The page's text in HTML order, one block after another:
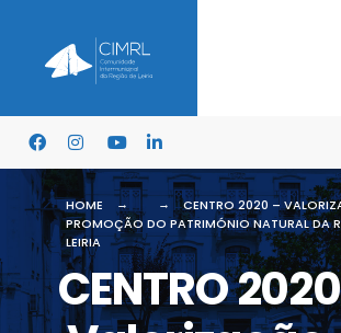
HOME
CENTRO 2020 –
PROMOÇÃO DO PATRIMÓNIO NATURAL DA
LEIRIA
CENTRO